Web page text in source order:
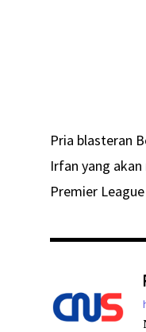
Pria blasteran
Irfan yang
Premier